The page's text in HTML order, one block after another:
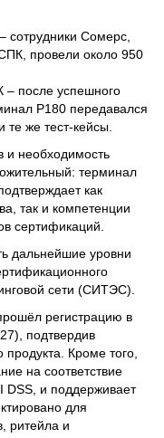
сотрудники Сомерс,
провели около 950
после успешного
Р180 передавался
же тест-кейсы.
и необходимость
терминал
как
так и компетенции
сертификаций.
дальнейшие уровни
сети (СИТЭС).
регистрацию в
подтвердив
продукта. Кроме того,
на соответствие
DSS, и поддерживает
для
ритейла и